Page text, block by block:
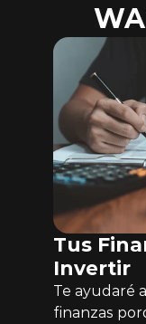
Tus
Invertir
Te ayudaré
finanzas